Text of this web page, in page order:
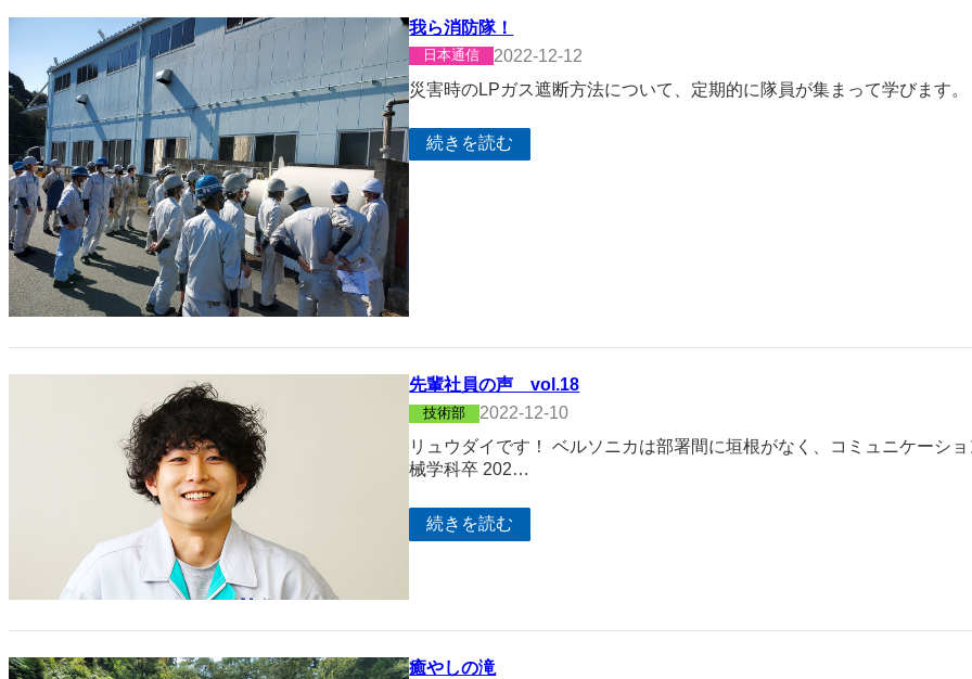
我ら消防隊！
日本通信
2022-12-12
災害時のLPガス遮断方法について、定期的に隊員が集まって学びます。
続きを読む
先輩社員の声 vol.18
技術部
2022-12-10
リュウダイです！ ベルソニカは部署間に垣根がなく、コミュニケーシ
械学科卒 202…
続きを読む
癒やしの滝